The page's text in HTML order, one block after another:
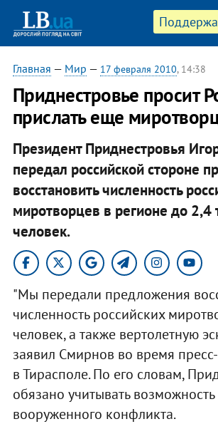
Главная — Мир — 17 февраля 2010, 14:38
Приднестровье просит
прислать еще
Президент Приднестровья
передал российской стороне
восстановить численность
миротворцев в регионе до 2,4
человек.
"Мы передали предложения
численность российских
человек, а также вертолетную
заявил Смирнов во время
в Тирасполе. По его словам,
обязано учитывать
вооруженного конфликта.